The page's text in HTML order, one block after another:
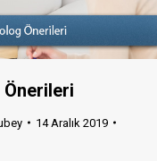
14 Aralık 2019